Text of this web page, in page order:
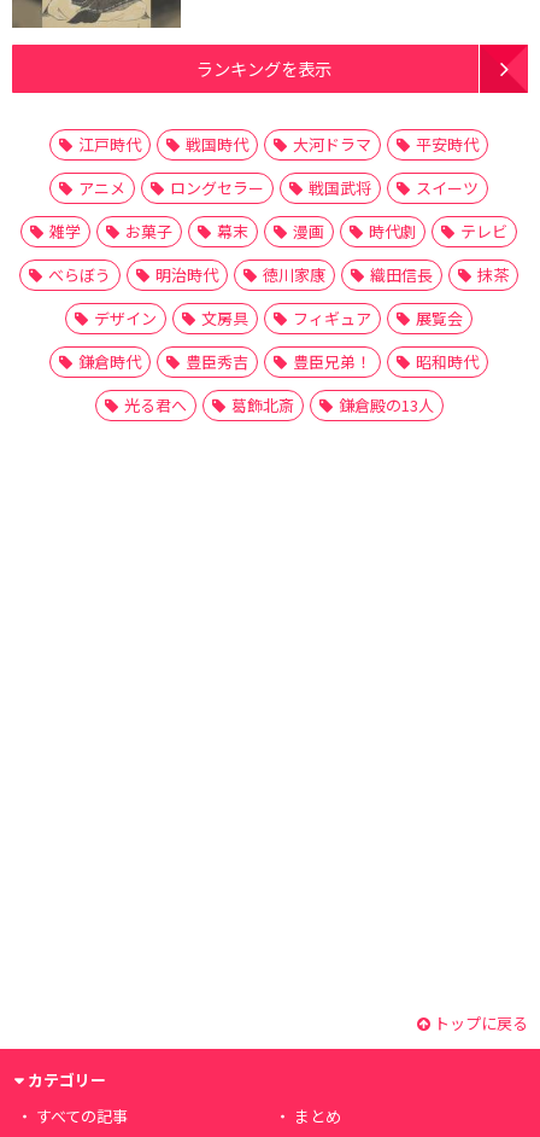
ランキングを表示
江戸時代 戦国時代 大河ドラマ
平安時代
アニメ
ロングセラー 戦国武将
スイーツ
雑学
お菓子 幕末 漫画 時代劇
テレビ
べらぼう
明治時代 徳川家康 織田信長
抹茶
デザイン
文房具 フィギュア
展覧会
鎌倉時代
豊臣秀吉 豊臣兄弟！
昭和時代
光る君へ
葛飾北斎 鎌倉殿の13人
トップに戻る
カテゴリー
すべての記事
まとめ